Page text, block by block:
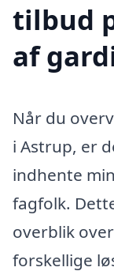
tilbud
af
Når du
i Astrup, er
indhente
fagfolk.
overblik
forskellige